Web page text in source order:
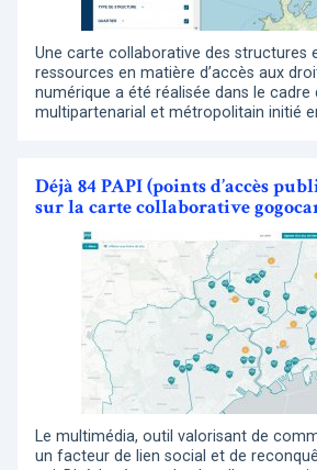
Une carte collaborative des structures
ressources en matière d’accès aux
numérique a été réalisée dans le cadre
multipartenarial et métropolitain initié
Déjà 84 PAPI (points d’accès
sur la carte collaborative
Le multimédia, outil valorisant de
un facteur de lien social et de